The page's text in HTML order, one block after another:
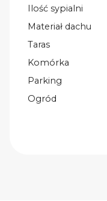
Ilość sypialni
Materiał dachu
Taras
Komórka
Parking
Ogród